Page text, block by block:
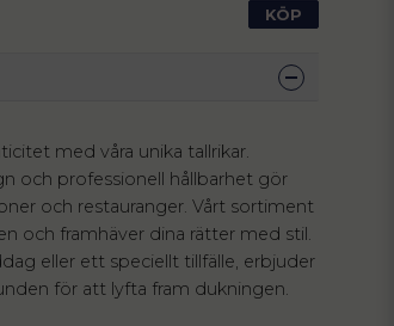
KÖP
med våra unika tallrikar.
och professionell hållbarhet gör
och restauranger. Vårt sortiment
och framhäver dina rätter med stil.
eller ett speciellt tillfälle, erbjuder
för att lyfta fram dukningen.